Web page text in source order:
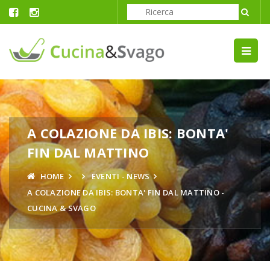
A COLAZIONE DA IBIS: BONTA'
FIN DAL MATTINO
HOME
EVENTI - NEWS
A COLAZIONE DA IBIS: BONTA' FIN DAL MATTINO -
CUCINA & SVAGO